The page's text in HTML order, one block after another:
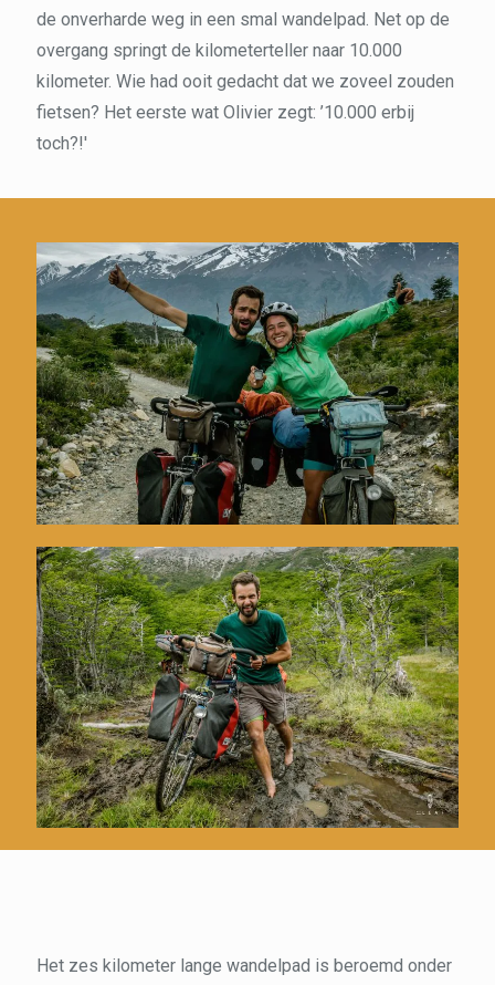
de onverharde weg in een smal wandelpad. Net op de
overgang springt de kilometerteller naar 10.000
kilometer. Wie had ooit gedacht dat we zoveel zouden
fietsen? Het eerste wat Olivier zegt: ’10.000 erbij
toch?!'
Het zes kilometer lange wandelpad is beroemd onder